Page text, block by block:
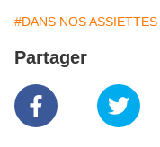
#DANS NOS ASSIETTES
Partager